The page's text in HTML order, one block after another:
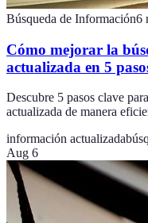
Búsqueda de Información6
Cómo mejorar la
actualizada en 5
Descubre 5 pasos clave
actualizada de manera
información actualizada
Aug 6